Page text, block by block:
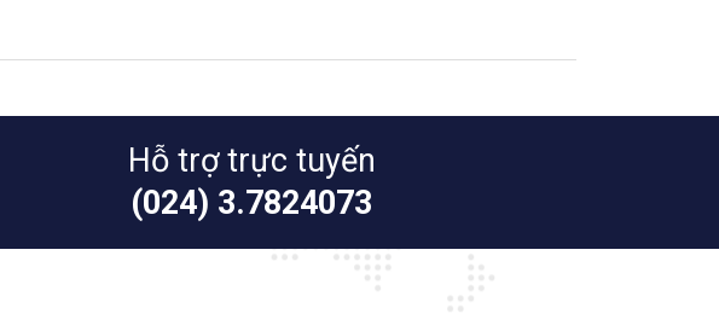
Hỗ trợ trực tuyến
(024) 3.7824073